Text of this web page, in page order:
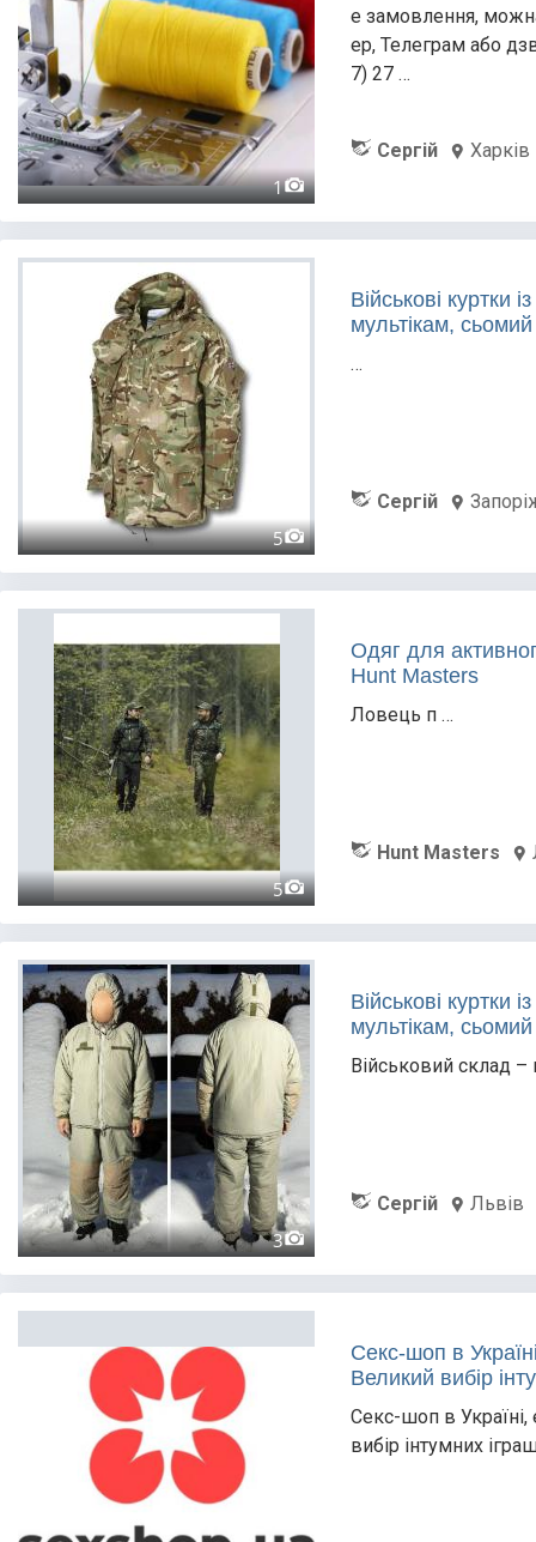
1
е замовлення,
ер, Телеграм або
7) 27 …
Сергій Харків
5
Військові куртки
мультікам,
…
Сергій
5
Одяг для
Hunt Masters
Ловець п …
Hunt Masters
3
Військові куртки
мультікам,
Військовий склад
Сергій Львів
Секс-шоп в
Великий вибір
Секс-шоп в Україні,
вибір інтумних